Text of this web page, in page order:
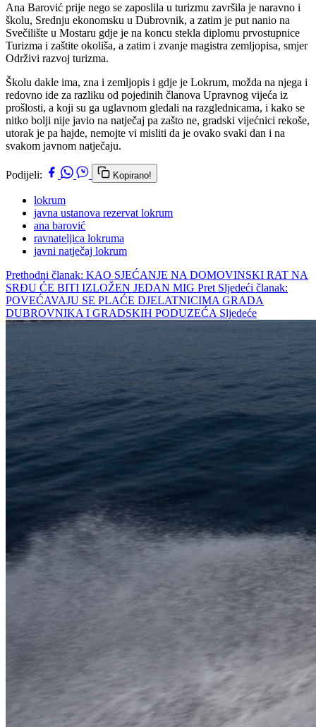
Ana Barović prije nego se zaposlila u turizmu završila je naravno i
školu, Srednju ekonomsku u Dubrovnik, a zatim je put nanio na
Svečilište u Mostaru gdje je na koncu stekla diplomu prvostupnice
Turizma i zaštite okoliša, a zatim i zvanje magistra zemljopisa, smjer
Održivi razvoj turizma.
Školu dakle ima, zna i zemljopis i gdje je Lokrum, možda na njega i
redovno ide za razliku od pojedinih članova Upravnog vijeća iz
prošlosti, a koji su ga uglavnom gledali na razglednicama, i kako se
nitko bolji nije javio na natječaj pa zašto ne, gradski vijećnici rekoše,
utorak je pa hajde, nemojte vi misliti da je ovako svaki dan i na
svakom javnom natječaju.
Podijeli: Kopirano!
lokrum
javna ustanova rezervat lokrum
ana barović
ravnateljica lokruma
javni natječaj lokrum
Prethodni članak: KAO SJEĆANJE NA DOMOVINSKI RAT NA
SRĐU ĆE BITI IZLOŽEN JEDAN MIG Pret Sljedeći članak:
POVEĆAVAJU SE PLAĆE DJELATNICIMA GRADA
DUBROVNIKA I GRADSKIH PODUZEĆA Sljedeće